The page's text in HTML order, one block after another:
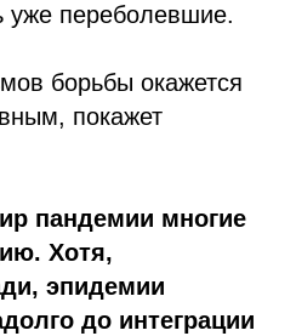
уже переболевшие.
борьбы окажется
покажет
пандемии многие
Хотя,
эпидемии
до интеграции